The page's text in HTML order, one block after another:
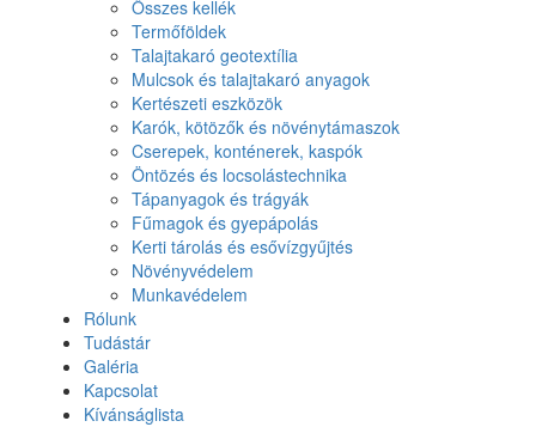
Összes kellék
Termőföldek
Talajtakaró geotextília
Mulcsok és talajtakaró anyagok
Kertészeti eszközök
Karók, kötözők és növénytámaszok
Cserepek, konténerek, kaspók
Öntözés és locsolástechnika
Tápanyagok és trágyák
Fűmagok és gyepápolás
Kerti tárolás és esővízgyűjtés
Növényvédelem
Munkavédelem
Rólunk
Tudástár
Galéria
Kapcsolat
Kívánságlista